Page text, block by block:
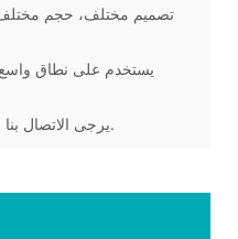
تصميم مختلف، حجم
يستخدم على نطاق واسع
يرجى الاتصال بنا للحصول على مزيد من المعلومات.